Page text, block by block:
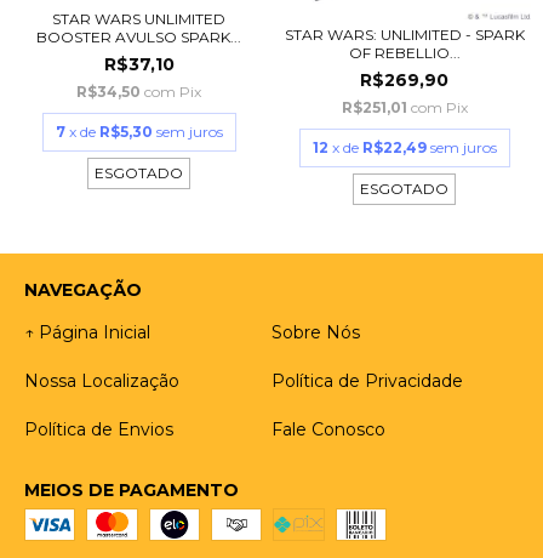
STAR WARS UNLIMITED
BOOSTER AVULSO SPARK...
R$37,10
R$34,50 com Pix
7 x de R$5,30 sem juros
ESGOTADO
STAR WARS: UNLIMITED - SPARK
OF REBELLIO...
R$269,90
R$251,01 com Pix
12 x de R$22,49 sem juros
ESGOTADO
NAVEGAÇÃO
↑ Página Inicial
Sobre Nós
Nossa Localização Política de Privacidade
Política de Envios Fale Conosco
MEIOS DE PAGAMENTO